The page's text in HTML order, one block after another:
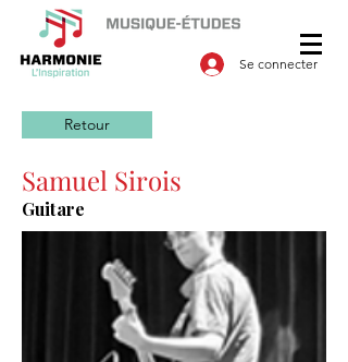
Se connecter
Retour
Samuel Sirois
Guitare